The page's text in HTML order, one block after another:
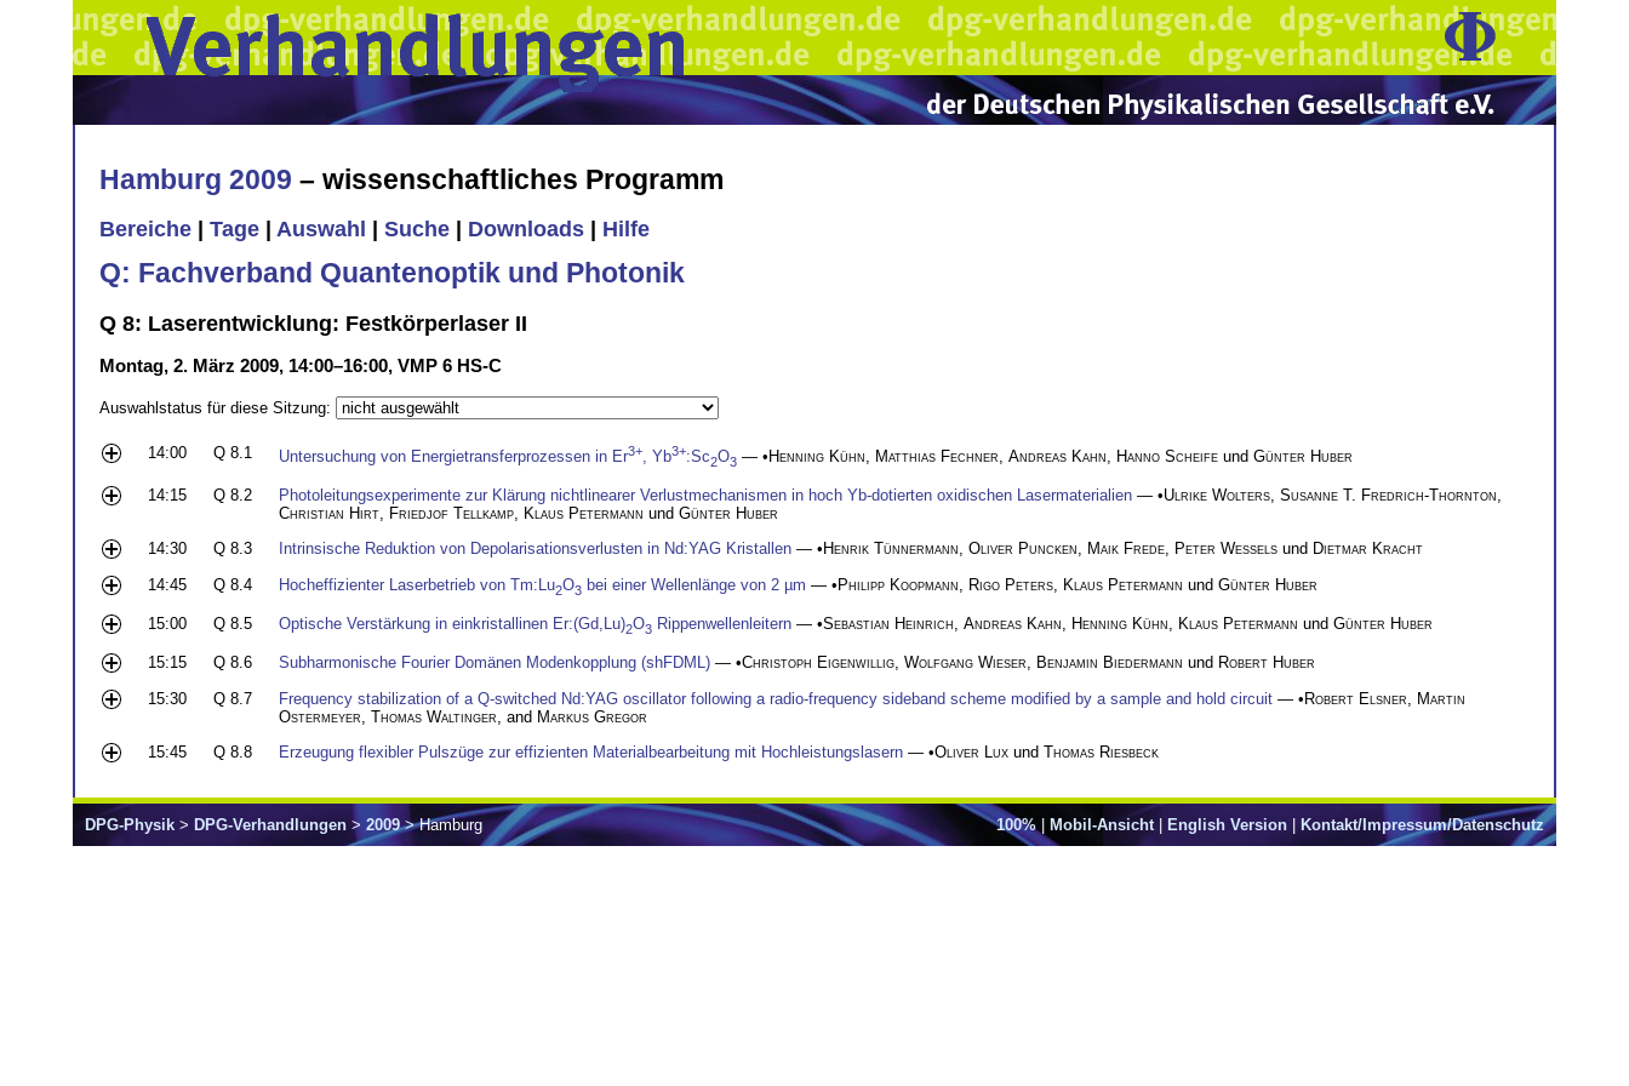
Hamburg 2009 – wissenschaftliches Programm
Bereiche Tage Auswahl Suche Downloads Hilfe
Q: Fachverband Quantenoptik und Photonik
Q 8: Laserentwicklung: Festkörperlaser II
Montag, 2. März 2009, 14:00–16:00, VMP 6 HS-C
Auswahlstatus für diese Sitzung:
14:00 Q 8.1 Untersuchung von Energietransferprozessen in Er3+ , Yb3+:Sc2O3 — • Henning Kühn Matthias Fechner Andreas Kahn Hanno Scheife und Günter Huber
14:15 Q 8.2 Photoleitungsexperimente zur Klärung nichtlinearer Verlustmechanismen in hoch Yb-dotierten oxidischen Lasermaterialien — •Ulrike Wolters Susanne T. Fredrich-Thornton
Christian Hirt Friedjof Tellkamp Klaus Petermann und Günter Huber
14:30
Q 8.3 Intrinsische Reduktion von Depolarisationsverlusten in Nd:YAG Kristallen — •Henrik Tünnermann Oliver Puncken Maik Frede Peter Weßels und Dietmar Kracht
14:45
Q 8.4 Hocheffizienter Laserbetrieb von Tm:Lu2O3 bei einer Wellenlänge von 2 µm — •Philipp Koopmann Rigo Peters Klaus Petermann und Günter Huber
15:00 Q 8.5 Optische Verstärkung in einkristallinen Er:(Gd,Lu)2O3 Rippenwellenleitern — •Sebastian Heinrich Andreas Kahn Henning Kühn Klaus Petermann und Günter Huber
15:15 Q 8.6 Subharmonische Fourier Domänen Modenkopplung (shFDML) — •Christoph Eigenwillig Wolfgang Wieser Benjamin Biedermann und Robert Huber
15:30
Q 8.7 Frequency stabilization of a Q-switched Nd:YAG oscillator following a radio-frequency sideband scheme modified by a sample and hold circuit — •Robert Elsner
Martin
Ostermeyer Thomas Waltinger , and Markus Gregor
15:45
Q 8.8 Erzeugung flexibler Pulszüge zur effizienten Materialbearbeitung mit Hochleistungslasern — •Oliver Lux und Thomas Riesbeck
100%| Mobil-Ansicht | English Version | Kontakt/Impressum/Datenschutz
DPG-Physik > DPG-Verhandlungen > 2009> Hamburg